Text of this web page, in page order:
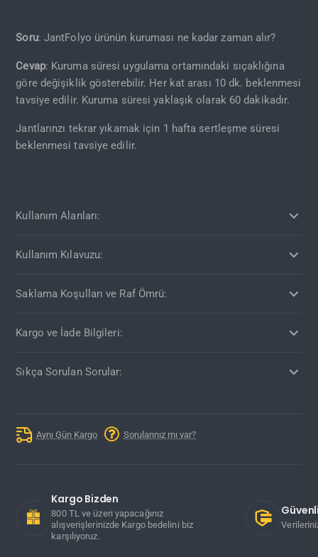
Soru: JantFolyo ürünün kuruması ne kadar zaman alır?
Cevap: Kuruma süresi uygulama ortamındaki sıçaklığına
göre değişiklik gösterebilir. Her kat arası 10 dk. beklenmesi
tavsiye edilir. Kuruma süresi yaklaşık olarak 60 dakikadır.
Jantlarınzı tekrar yıkamak için 1 hafta sertleşme süresi
beklenmesi tavsiye edilir.
Kullanım Alanları:
Kullanım Kılavuzu:
Saklama Koşulları ve Raf Ömrü:
Kargo ve İade Bilgileri:
Sıkça Sorulan Sorular:
Aynı Gün Kargo Sorularınız mı var?
Kargo Bizden
800 TL ve üzeri yapacağınız
alışverişlerinizde Kargo bedelini biz
karşılıyoruz.